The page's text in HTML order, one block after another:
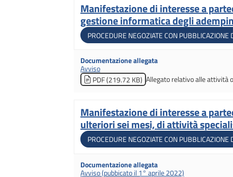
Titolo
Manifestazione di interesse a
gestione informatica degli
Tipologia di gara
PROCEDURE NEGOZIATE CON PUBBLICAZIONE
Documentazione allegata
Avviso
PDF (219.72 KB) Allegato relativo alle attività
Titolo
Manifestazione di interesse a
ulteriori sei mesi, di attività
Tipologia di gara
PROCEDURE NEGOZIATE CON PUBBLICAZIONE
Documentazione allegata
Avviso (pubbicato il 1° aprile 2022)